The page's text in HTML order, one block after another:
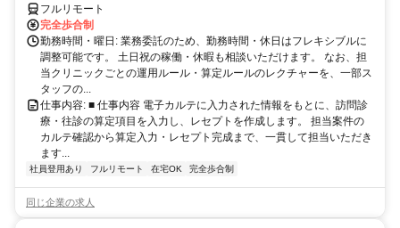
フルリモート
完全歩合制
勤務時間・曜日: 業務委託のため、勤務時間・休日はフレキシブルに
調整可能です。 土日祝の稼働・休暇も相談いただけます。 なお、担
当クリニックごとの運用ルール・算定ルールのレクチャーを、一部ス
タッフの...
仕事内容: ■ 仕事内容 電子カルテに入力された情報をもとに、訪問診
療・往診の算定項目を入力し、レセプトを作成します。 担当案件の
カルテ確認から算定入力・レセプト完成まで、一貫して担当いただき
ます...
社員登用あり フルリモート 在宅OK 完全歩合制
同じ企業の求人